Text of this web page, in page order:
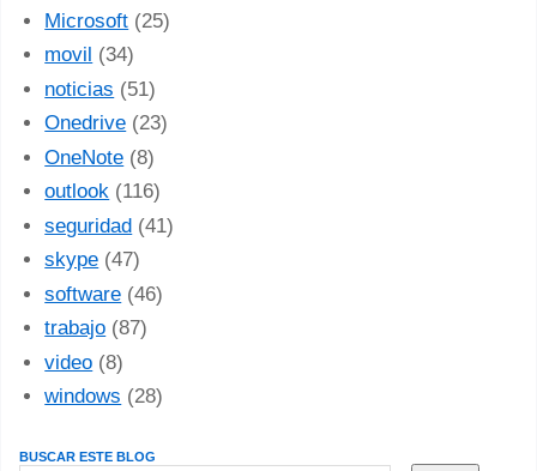
Microsoft (25)
movil (34)
noticias (51)
Onedrive (23)
OneNote (8)
outlook (116)
seguridad (41)
skype (47)
software (46)
trabajo (87)
video (8)
windows (28)
BUSCAR ESTE BLOG